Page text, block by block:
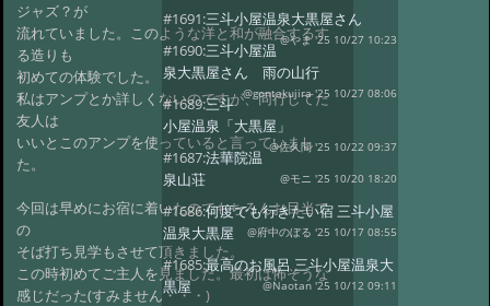
ジャズ？が
流れていました。このような洋と和が融合するす
る造りも
初めての体験でした。
私はアンプとか詳しくないのですが、同行してた
友人は
いいとこのアンプを使っていると言っていまし
た。
今回は早めにお宿に着いたのでもちろんお目当て
の
そば打ち見学もさせて頂きました。
この時初めてご主人を見ました。最初は怖そうな
感じだった(すみません・・・)
#1691:三斗小屋温泉大黒屋さん
@やま '25 10/27 10:23
#1690:三斗小屋温
泉大黒屋さん 雨の山行
@gontakujira '25 10/27 08:06
#1689:三斗
小屋温泉「大黒屋」
@佐久間 '25 10/22 09:37
#1687:法華院温
泉山荘
@モニ '25 10/20 18:20
#1686:何度でも行きたい宿 三斗小屋
温泉大黒屋
@府中のぼる '25 10/17 08:55
#1685:最高のお風呂 三斗小屋温泉大
黒屋
@Naotan '25 10/12 09:11